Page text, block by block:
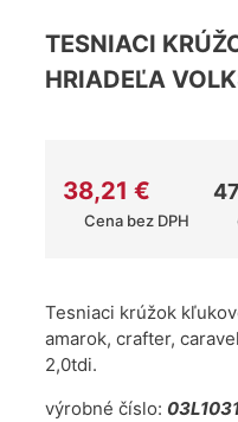
TESNIACI
HRIADEĽA
38,21 €
Cena bez DPH
Tesniaci krúžok
amarok, crafter,
2,0tdi.
výrobné číslo: